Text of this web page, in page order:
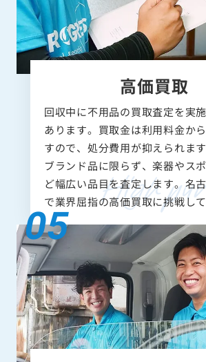
高価買取
回収中に不用品の買取査定を実
あります。買取金は利用料金か
すので、処分費用が抑えられま
ブランド品に限らず、楽器やス
ど幅広い品目を査定します。名
で業界屈指の高価買取に挑戦し